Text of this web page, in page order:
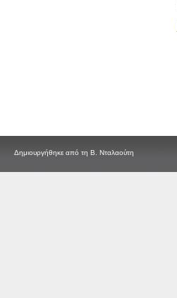
Δημιουργήθηκε από τη Β. Νταλαούτη